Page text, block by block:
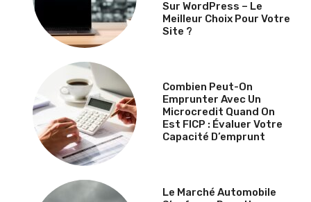
Sur WordPress – Le
Meilleur Choix Pour Votre
Site ?
Combien Peut-On
Emprunter Avec Un
Microcredit Quand On
Est FICP : Évaluer Votre
Capacité D’emprunt
Le Marché Automobile